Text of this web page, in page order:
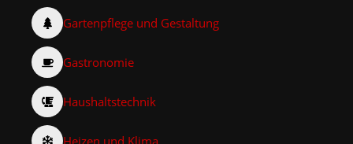
Gartenpflege und Gestaltung
Gastronomie
Haushaltstechnik
Heizen und Klima